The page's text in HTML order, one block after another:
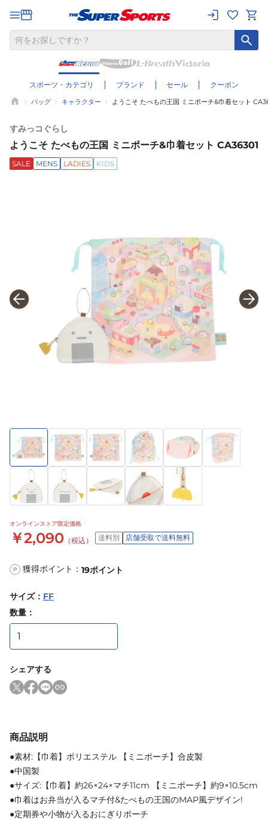
スポーツ・カテゴリ ブランド セール クーポン
バッグ キャラクター ようこそ たべもの王国 ミニポーチ&巾着セット
すみっコぐらし
ようこそ たべもの王国 ミニポーチ&巾着セット CA36301
SALE MENS LADIES KIDS
オンラインストア限定価格
￥2,090 （税込） 送料別 店舗受取で送料無料
P 獲得ポイント： 19ポイント
サイズ： FF
数量：
シェアする
商品説明
●素材:【巾着】ポリエステル 【ミニポーチ】合皮製
●中国製
●サイズ:【巾着】約26×24×マチ11cm 【ミニポーチ】約9×10.5cm
●巾着はお弁当が入るマチ付&たべもの王国のMAP風デザイン!
●定期券や小物が入るおにぎりポーチ